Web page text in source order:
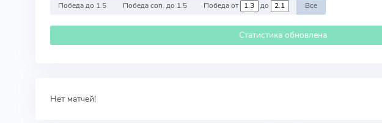
Победа до 1.5 Победа соп. до 1.5 Победа от до Все
Статистика обновлена
Нет матчей!